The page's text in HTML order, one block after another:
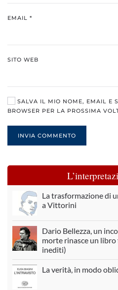
EMAIL *
SITO WEB
SALVA IL MIO NOME, EMAIL E
BROWSER PER LA PROSSIMA
INVIA COMMENTO
La trasformazione di
a Vittorini
Dario Bellezza, un
morte rinasce un
inediti)
La verità, in modo